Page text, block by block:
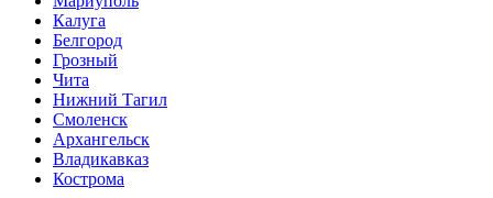
Калуга
Белгород
Грозный
Чита
Нижний Тагил
Смоленск
Архангельск
Владикавказ
Кострома